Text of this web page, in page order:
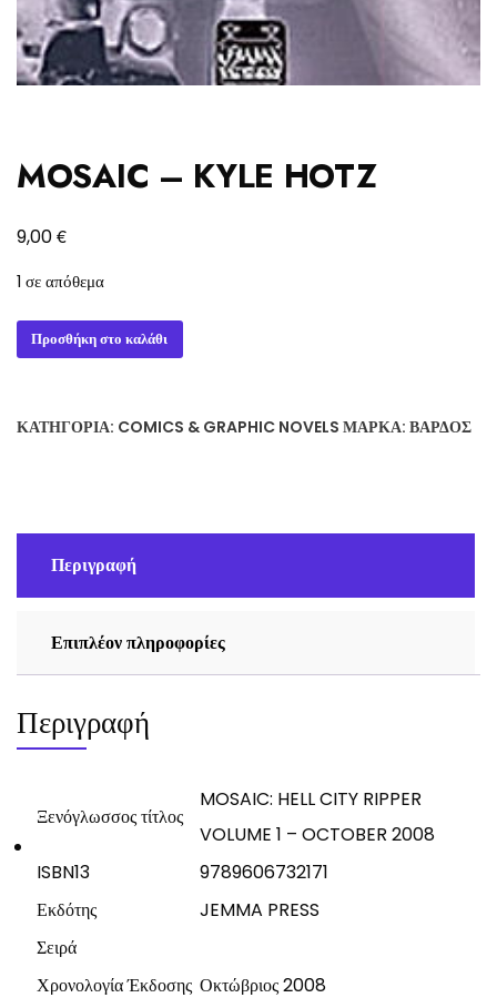
MOSAIC – KYLE HOTZ
9,00€
1 σε απόθεμα
MOSAIC
-
ποσότητα
Προσθήκη στο καλάθι
ΚΑΤΗΓΟΡΊΑ: COMICS & GRAPHIC NOVELS ΜΆΡΚΑ: ΒΆΡΔΟΣ
Περιγραφή
Επιπλέον πληροφορίες
Περιγραφή
Ξενόγλωσσος τίτλος
MOSAIC: HELL CITY RIPPER
VOLUME 1 – OCTOBER 2008
ISBN13
9789606732171
Εκδότης
JEMMA PRESS
Σειρά
Χρονολογία Έκδοσης Οκτώβριος 2008